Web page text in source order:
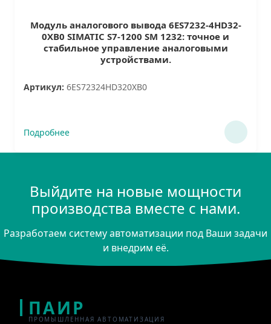
Модуль аналогового вывода 6ES7232-4HD32-
0XB0 SIMATIC S7-1200 SM 1232: точное и
стабильное управление аналоговыми
устройствами.
Артикул: 6ES72324HD320XB0
Подробнее
Выйдите на новые мощности
производства вместе с нами.
Разработаем систему автоматизации под Ваши задачи
и внедрим её.
ПАИР
ПРОМЫШЛЕННАЯ АВТОМАТИЗАЦИЯ